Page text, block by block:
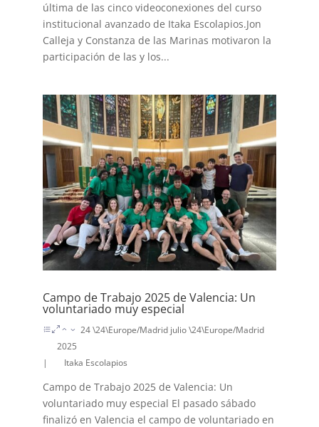
última de las cinco videoconexiones del curso
institucional avanzado de Itaka Escolapios.Jon
Calleja y Constanza de las Marinas motivaron la
participación de las y los...
Campo de Trabajo 2025 de Valencia: Un
voluntariado muy especial
24 \24\Europe/Madrid julio \24\Europe/Madrid
2025
|
Itaka Escolapios
Campo de Trabajo 2025 de Valencia: Un
voluntariado muy especial El pasado sábado
finalizó en Valencia el campo de voluntariado en